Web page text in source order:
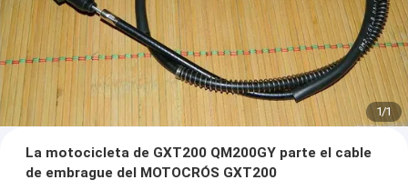
1/1
La motocicleta de GXT200 QM200GY parte el cable
de embrague del MOTOCRÓS GXT200